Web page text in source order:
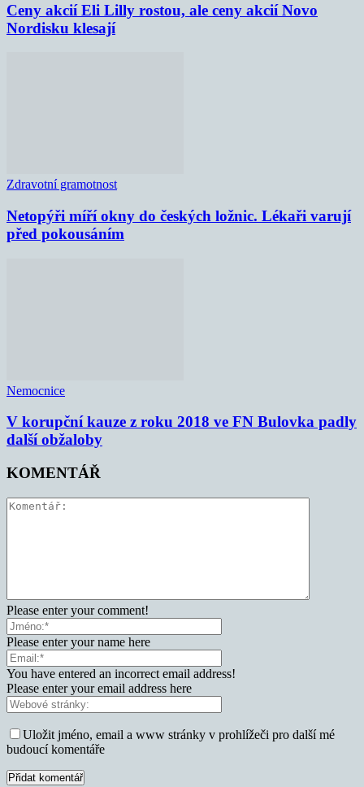
Ceny akcií Eli Lilly rostou, ale ceny akcií Novo
Nordisku klesají
Zdravotní gramotnost
Netopýři míří okny do českých ložnic. Lékaři varují
před pokousáním
Nemocnice
V korupční kauze z roku 2018 ve FN Bulovka padly
další obžaloby
KOMENTÁŘ
Please enter your comment!
Please enter your name here
You have entered an incorrect email address!
Please enter your email address here
Uložit jméno, email a www stránky v prohlížeči pro další mé
budoucí komentáře